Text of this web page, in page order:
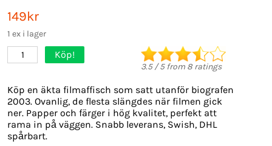
149kr
1 ex i lager
1 Köp!
3.5/5from 8 ratings
Köp en äkta filmaffisch som satt utanför biografen
2003. Ovanlig, de flesta slängdes när filmen gick
ner. Papper och färger i hög kvalitet, perfekt att
rama in på väggen. Snabb leverans, Swish, DHL
spårbart.